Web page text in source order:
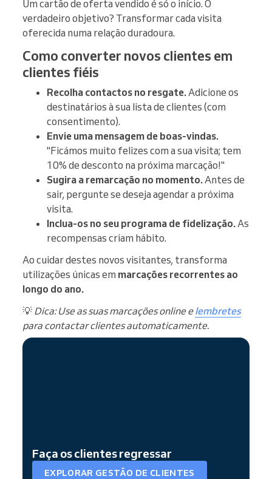
Um cartão de oferta vendido é só o início. O
verdadeiro objetivo? Transformar cada visita
oferecida numa relação duradoura.
Como converter novos clientes em
clientes fiéis
Recolha contactos no resgate.Adicione os
destinatários à sua lista de clientes (com
consentimento).
Envie uma mensagem de boas-vindas.
"Ficámos muito felizes com a sua visita; tem
10% de desconto na próxima marcação!"
Sugira a remarcação no momento.Antes de
sair, pergunte se deseja agendar a próxima
visita.
Inclua-os no seu programa de fidelização.As
recompensas criam hábito.
Ao cuidar destes novos visitantes, transforma
utilizações únicas em marcações recorrentes ao
longo do ano.
💡 Dica: Use as suas marcações online e lembretes
para contactar clientes automaticamente.
Faça os clientes regressar
EXPLORAR GESTÃO DE CLIENTES